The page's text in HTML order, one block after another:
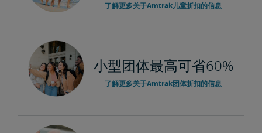
了解更多关于Amtrak儿童折扣的信息
小型团体最高可省60%
了解更多关于Amtrak团体折扣的信息